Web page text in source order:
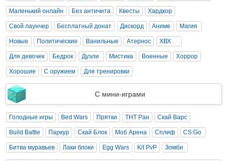
Маленький онлайн Без античита Квесты Хардкор
Свой лаунчер Бесплатный донат Дискорд Аниме Магия
Новые Политические Ванильные Атернос ХВХ
Для девочек Бедрок Дуэли Мистика Военные Хоррор
Хорошие С оружием Для тренировки
С мини-играми
Голодные игры Bed Wars Прятки ТНТ Ран Скай Варс
Build Battle Паркур Скай Блок Моб Арена Сплиф CS:Go
Битва муравьев Лаки блоки Egg Wars Kit PvP Зомби